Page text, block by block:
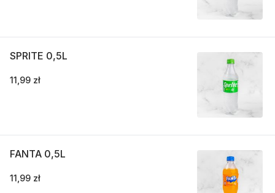
SPRITE 0,5L
11,99 zł
FANTA 0,5L
11,99 zł